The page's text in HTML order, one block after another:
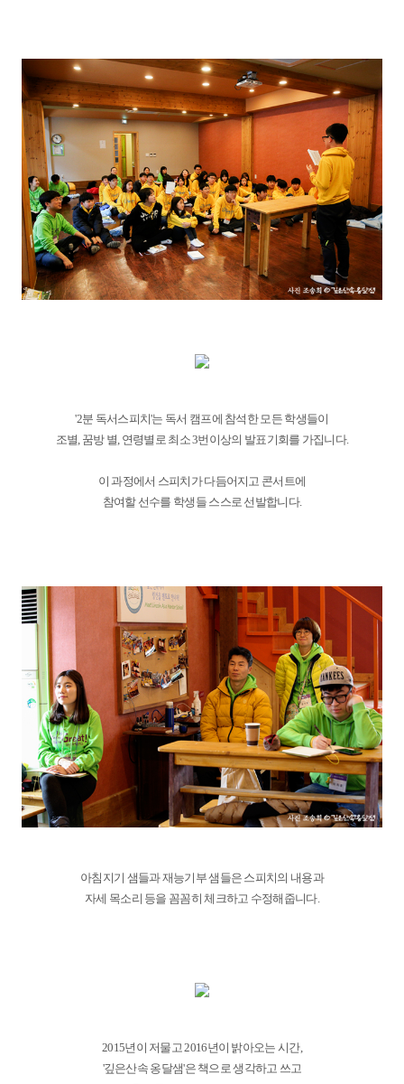
'2분 독서스피치'는 독서 캠프에 참석한 모든 학생들이
조별, 꿈방 별, 연령별로 최소 3번이상의 발표기회를 가집니다.
이 과정에서 스피치가 다듬어지고 콘서트에
참여할 선수를 학생들 스스로 선발합니다.
아침지기 샘들과 재능기부 샘들은 스피치의 내용과
자세 목소리 등을 꼼꼼히 체크하고 수정해줍니다.
2015년이 저물고 2016년이 밝아오는 시간,
'깊은산속 옹달샘'은 책으로 생각하고 쓰고